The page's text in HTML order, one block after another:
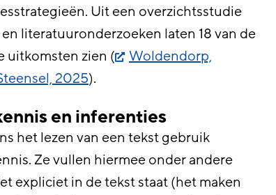
Uit een overzichtsstudie
literatuuronderzoeken laten 18 van de
uitkomsten zien (
Woldendorp,
2025).
en inferenties
het lezen van een tekst gebruik
Ze vullen hiermee onder andere
expliciet in de tekst staat (het maken